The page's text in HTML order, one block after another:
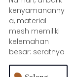
kenyamananny
a, material
mesh memiliki
kelemahan
besar: seratnya